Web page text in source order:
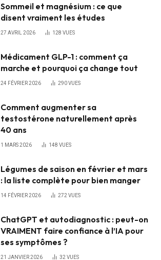
Sommeil et magnésium : ce que
disent vraiment les études
27 AVRIL 2026 128 VUES
Médicament GLP-1 : comment ça
marche et pourquoi ça change tout
24 FÉVRIER 2026 290VUES
Comment augmenter sa
testostérone naturellement après
40 ans
1 MARS 2026 148 VUES
Légumes de saison en février et mars
: la liste complète pour bien manger
14 FÉVRIER 2026 272 VUES
ChatGPT et autodiagnostic : peut-on
VRAIMENT faire confiance à l’IA pour
ses symptômes ?
21 JANVIER 2026 32 VUES